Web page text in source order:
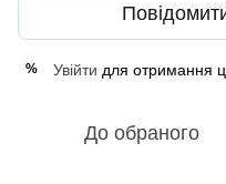
% Увійти для отримання
До обраного